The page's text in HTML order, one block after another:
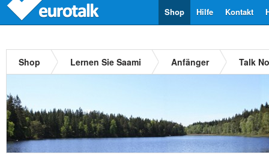
Kontakt
Hilfe
Shop
Shop Lernen Sie Saami Anfänger Talk